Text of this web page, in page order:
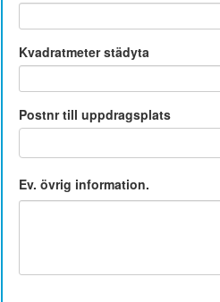
Kvadratmeter städyta
Postnr till uppdragsplats
Ev. övrig information.